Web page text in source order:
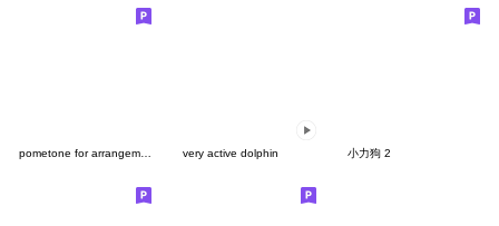
very active dolphin 小力狗 2